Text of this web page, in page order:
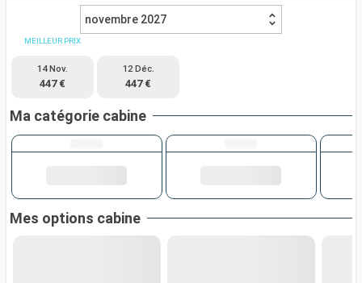
novembre 2027
MEILLEUR PRIX
14 Nov.
447 €
12 Déc.
447 €
Ma catégorie cabine
Mes options cabine